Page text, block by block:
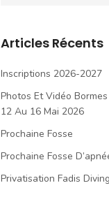
Articles Récents
Inscriptions 2026-2027
Photos Et Vidéo
12 Au 16 Mai 2026
Prochaine Fosse
Prochaine Fosse
Privatisation Fadis Diving